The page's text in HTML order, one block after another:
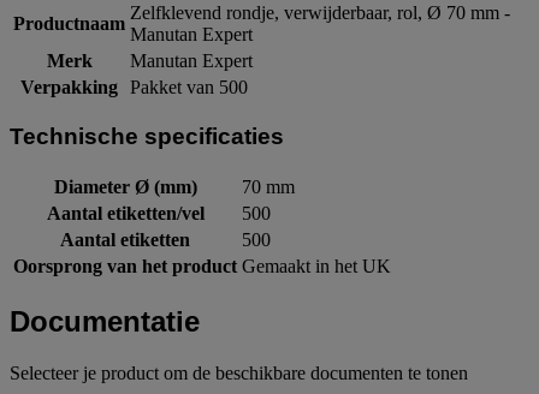
Productnaam
Zelfklevend rondje, verwijderbaar, rol, Ø 70 mm -
Manutan Expert
Merk
Manutan Expert
Verpakking Pakket van 500
Technische specificaties
Diameter Ø (mm)
70 mm
Aantal etiketten/vel
500
Aantal etiketten
500
Oorsprong van het product Gemaakt in het UK
Documentatie
Selecteer je product om de beschikbare documenten te tonen